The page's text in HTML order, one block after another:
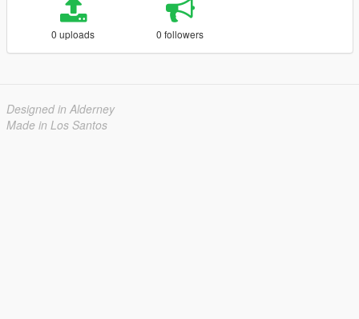
0 uploads 0 followers
Designed in Alderney
Made in Los Santos